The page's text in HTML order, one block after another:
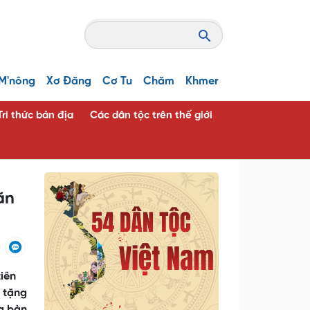
M'nông Xơ Đăng Cơ Tu Chăm Khmer
thức bản địa Các dân tộc trên thế giới
tặng